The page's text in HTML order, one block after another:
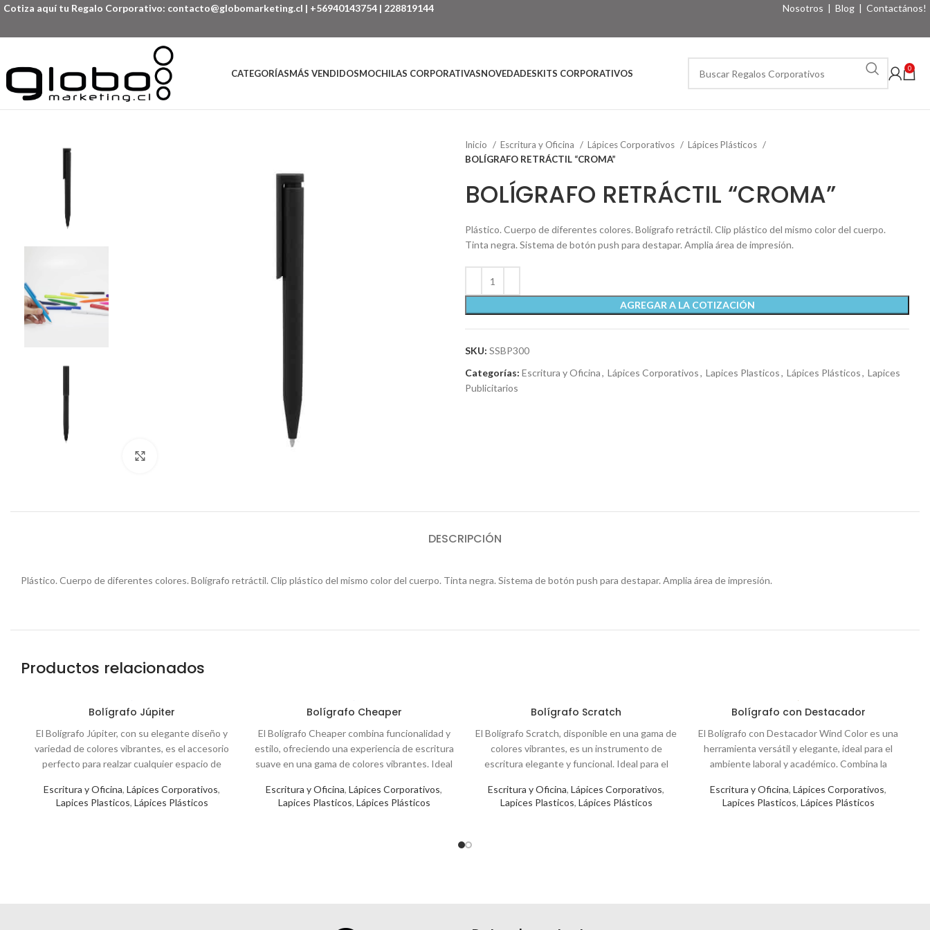
Cotiza aquí tu Regalo Corporativo: contacto@globomarketing.cl | +56940143754 | 228819144 Nosotros | Blog | Contactános!
CATEGORÍASMÁS VENDIDOSMOCHILAS CORPORATIVASNOVEDADESKITS CORPORATIVOS 0
Inicio Escritura y Oficina Lápices Corporativos
Lápices Plásticos
BOLÍGRAFO RETRÁCTIL “CROMA”
BOLÍGRAFO RETRÁCTIL “CROMA”
Plástico. Cuerpo de diferentes colores. Bolígrafo retráctil. Clip plástico del mismo color del cuerpo.
Tinta negra. Sistema de botón push para destapar. Amplia área de impresión.
AGREGAR A LA COTIZACIÓN
SKU: SSBP300
Categorías: Escritura y Oficina, Lápices Corporativos, Lapices Plasticos, Lápices Plásticos, Lapices
Publicitarios
DESCRIPCIÓN
Plástico. Cuerpo de diferentes colores. Bolígrafo retráctil. Clip plástico del mismo color del cuerpo. Tinta negra. Sistema de botón push para destapar. Amplia área de impresión.
Productos relacionados
Bolígrafo Júpiter
Escritura y Oficina, Lápices Corporativos,
Lapices Plasticos, Lápices Plásticos
El Bolígrafo Júpiter, con su elegante diseño y
variedad de colores vibrantes, es el accesorio
perfecto para realzar cualquier espacio de
fluida y consistente, ideal para profesionales y
amantes de la escritura.
Bolígrafo Cheaper
Escritura y Oficina, Lápices Corporativos,
Lapices Plasticos, Lápices Plásticos
El Bolígrafo Cheaper combina funcionalidad y
estilo, ofreciendo una experiencia de escritura
suave en una gama de colores vibrantes. Ideal
personal. Colores: Azul (02), Rojo (03), Naranjo
(04), Amarillo (05), Verde (06), Gris (07), Morado
Bolígrafo Scratch
Escritura y Oficina, Lápices Corporativos,
Lapices Plasticos, Lápices Plásticos
El Bolígrafo Scratch, disponible en una gama de
colores vibrantes, es un instrumento de
escritura elegante y funcional. Ideal para el
corporativos, este bolígrafo combina estilo y
practicidad. Colores: Azul (02), Rojo (03),
Bolígrafo con Destacador
Escritura y Oficina, Lápices Corporativos,
Lapices Plasticos, Lápices Plásticos
El Bolígrafo con Destacador Wind Color es una
herramienta versátil y elegante, ideal para el
ambiente laboral y académico. Combina la
con un destacador, disponible en varios
colores vibrantes. Colores: Azul (02), Rojo (03),